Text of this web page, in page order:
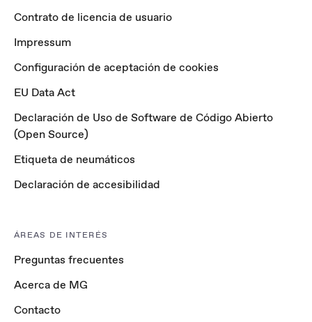
Contrato de licencia de usuario
Impressum
Configuración de aceptación de cookies
EU Data Act
Declaración de Uso de Software de Código Abierto
(Open Source)
Etiqueta de neumáticos
Declaración de accesibilidad
ÁREAS DE INTERÉS
Preguntas frecuentes
Acerca de MG
Contacto